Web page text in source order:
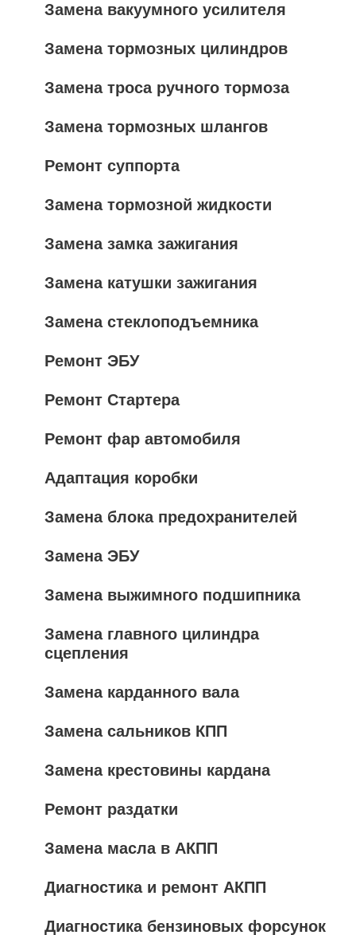
Замена вакуумного усилителя
Замена тормозных цилиндров
Замена троса ручного тормоза
Замена тормозных шлангов
Ремонт суппорта
Замена тормозной жидкости
Замена замка зажигания
Замена катушки зажигания
Замена стеклоподъемника
Ремонт ЭБУ
Ремонт Стартера
Ремонт фар автомобиля
Адаптация коробки
Замена блока предохранителей
Замена ЭБУ
Замена выжимного подшипника
Замена главного цилиндра
сцепления
Замена карданного вала
Замена сальников КПП
Замена крестовины кардана
Ремонт раздатки
Замена масла в АКПП
Диагностика и ремонт АКПП
Диагностика бензиновых форсунок